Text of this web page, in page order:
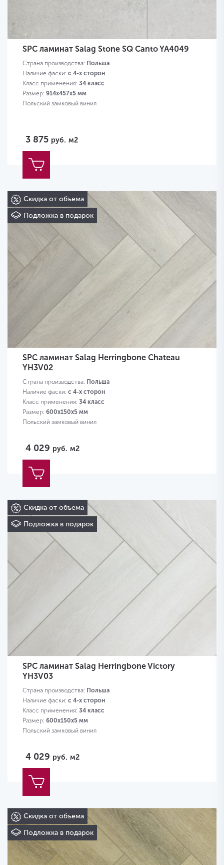
SPC ламинат Salag Stone SQ Canto YA4049
Страна производства: Польша
Наличие фаски: с 4-х сторон
Класс применения: 34 класс
Размер: 914х457х5 мм
Польский замковый винил
3 875 руб. м2
Скидка от объема
Подложка в подарок
SPC ламинат Salag Herringbone Chateau
YH3V02
Страна производства: Польша
Наличие фаски: с 4-х сторон
Класс применения: 34 класс
Размер: 600х150х5 мм
Польский замковый винил
4 029 руб. м2
Скидка от объема
Подложка в подарок
SPC ламинат Salag Herringbone Victory
YH3V03
Страна производства: Польша
Наличие фаски: с 4-х сторон
Класс применения: 34 класс
Размер: 600х150х5 мм
Польский замковый винил
4 029 руб. м2
Скидка от объема
Подложка в подарок